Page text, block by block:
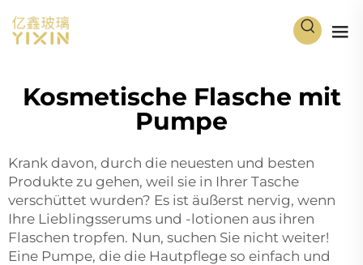
Kosmetische Flasche mit
Pumpe
Krank davon, durch die neuesten und besten
Produkte zu gehen, weil sie in Ihrer Tasche
verschüttet wurden? Es ist äußerst nervig, wenn
Ihre Lieblingsserums und -lotionen aus ihren
Flaschen tropfen. Nun, suchen Sie nicht weiter!
Eine Pumpe, die die Hautpflege so einfach und